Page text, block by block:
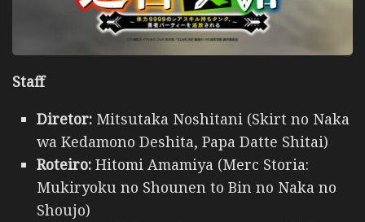
Staff
Diretor: Mitsutaka Noshitani (Skirt no Naka
wa Kedamono Deshita, Papa Datte Shitai)
Roteiro: Hitomi Amamiya (Merc Storia:
Mukiryoku no Shounen to Bin no Naka no
Shoujo)